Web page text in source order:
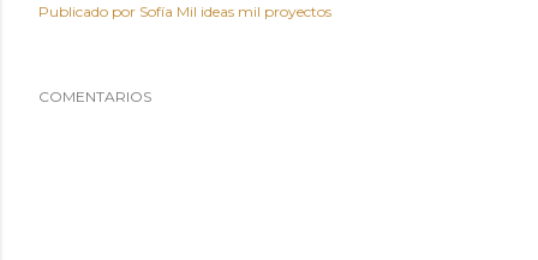
Publicado por Sofía Mil ideas mil proyectos
COMENTARIOS